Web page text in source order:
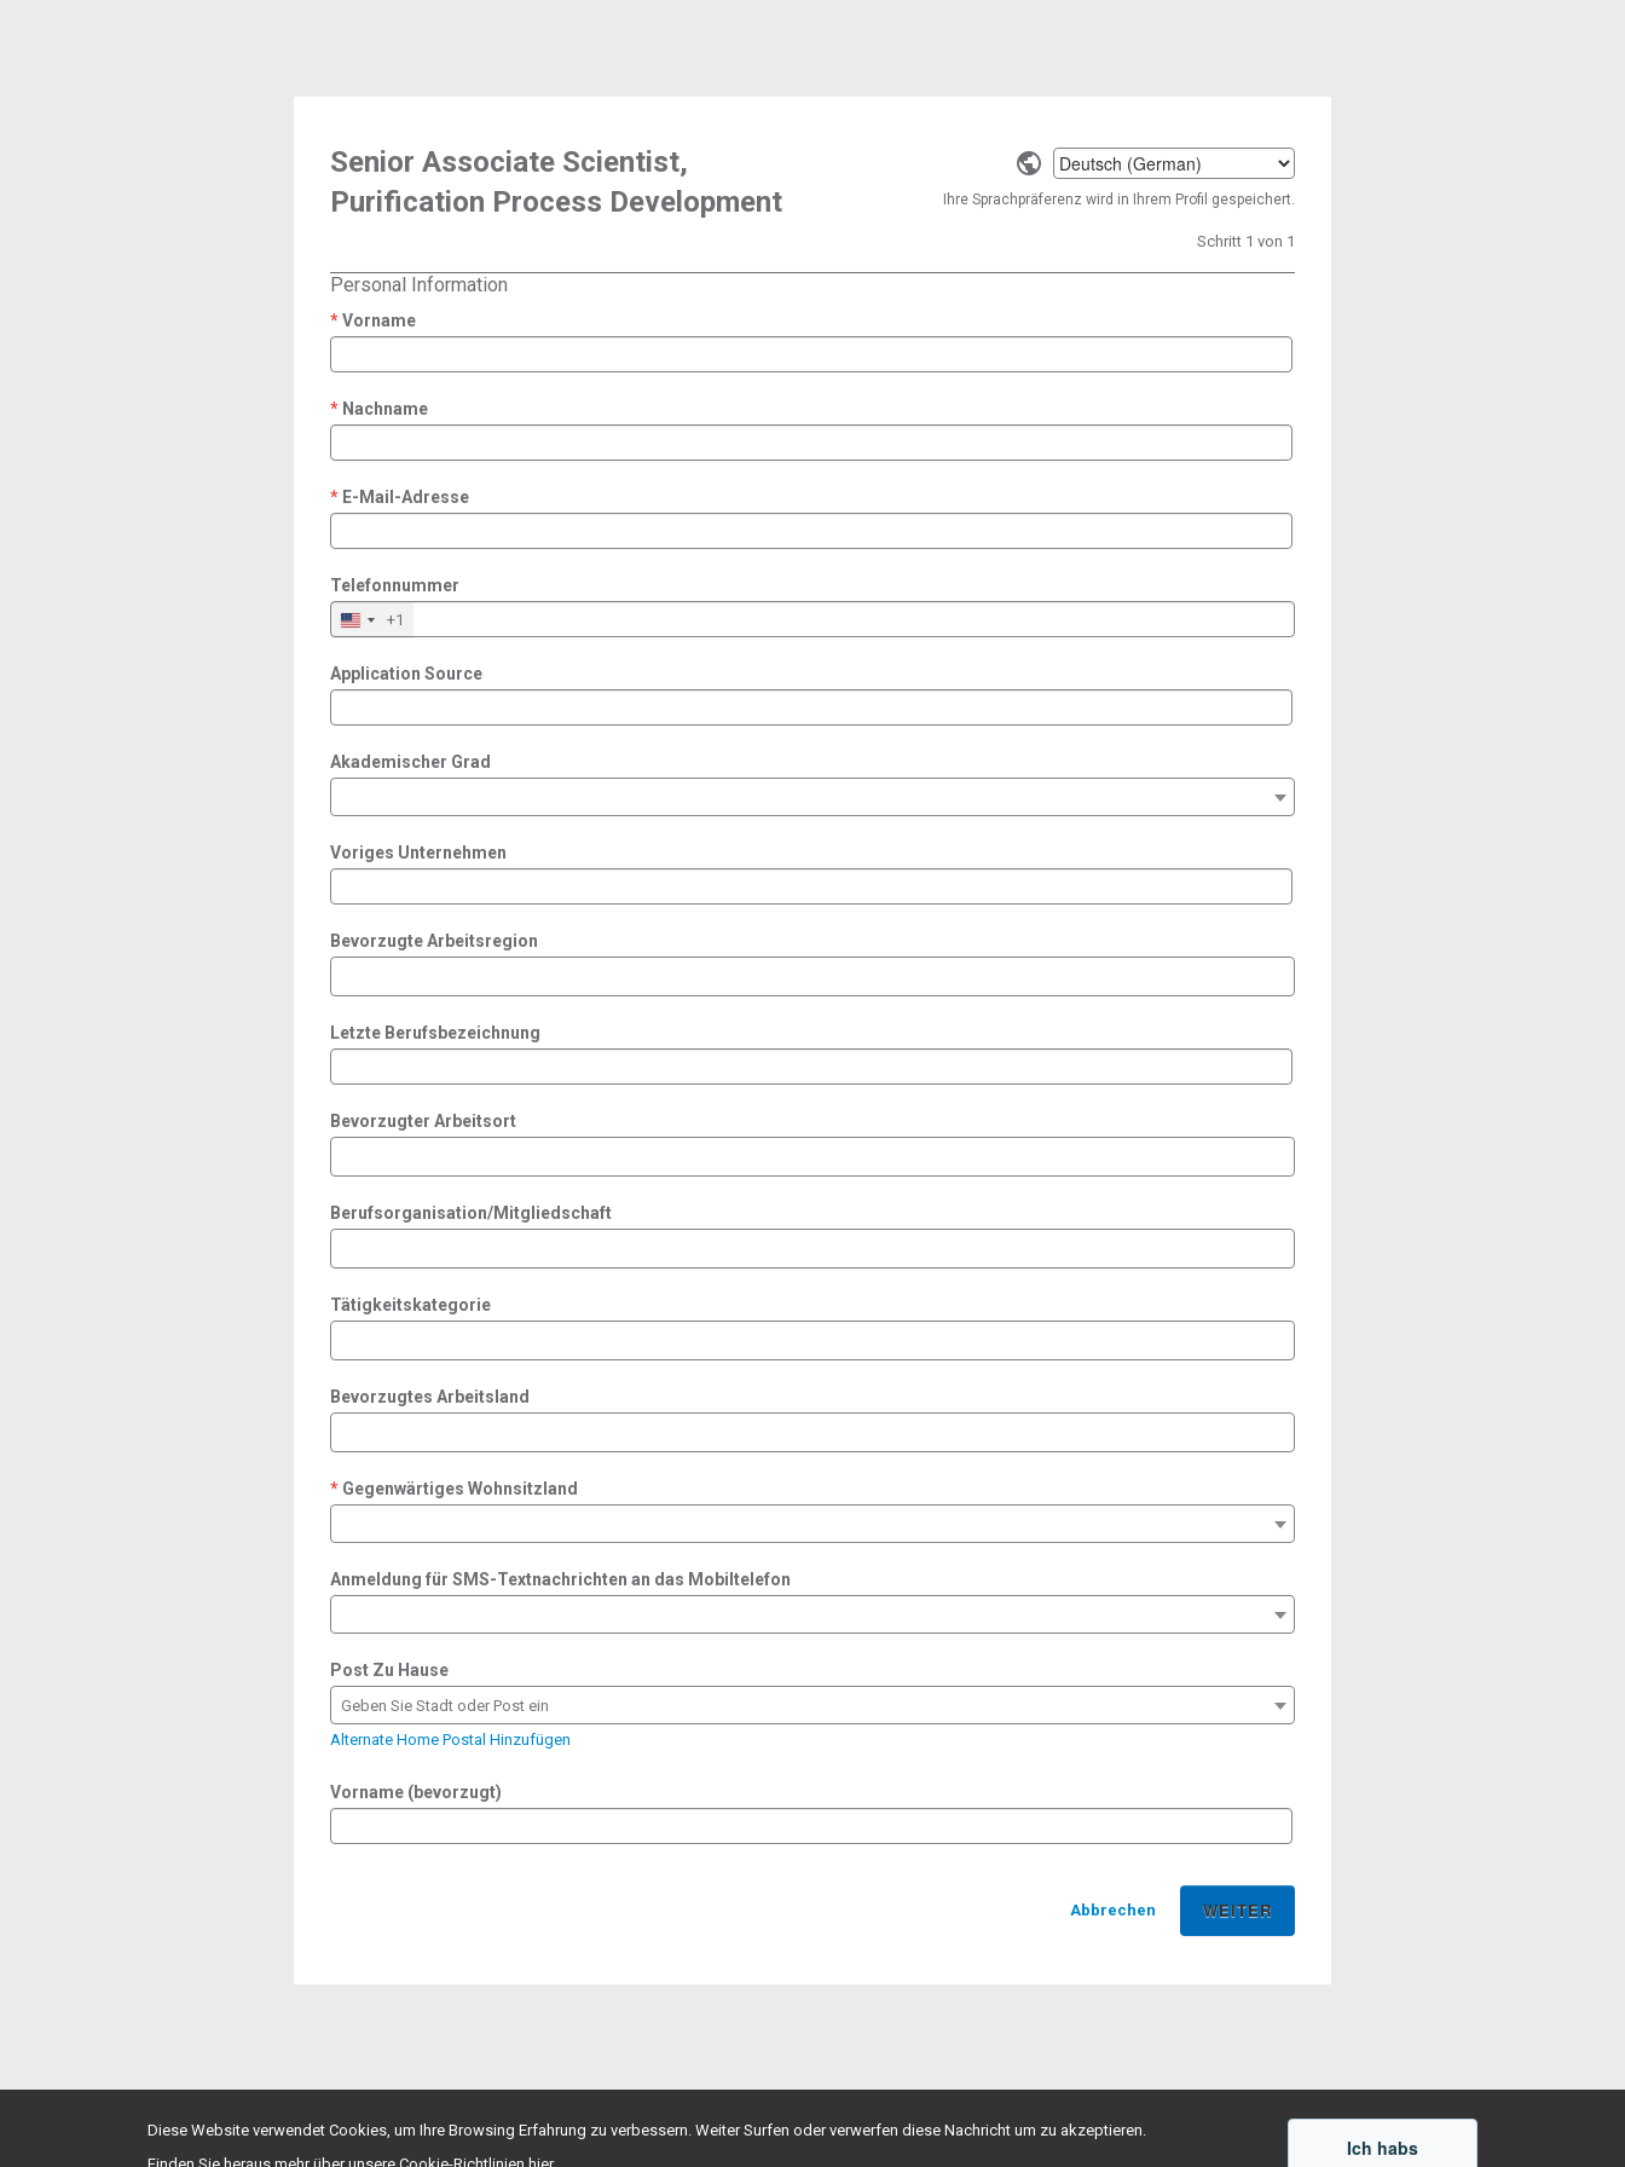
Select
a
language
Ihre Sprachpräferenz wird in Ihrem Profil gespeichert.
Senior Associate Scientist,
Purification Process Development
Schritt 1 von 1
Personal Information
Vorname
required
Nachname
required
E-Mail-Adresse
required
Telefonnummer
+1
Application Source
Akademischer Grad
Voriges Unternehmen
Bevorzugte Arbeitsregion
Letzte Berufsbezeichnung
Bevorzugter Arbeitsort
Berufsorganisation/Mitgliedschaft
Tätigkeitskategorie
Bevorzugtes Arbeitsland
Gegenwärtiges Wohnsitzland
required
Anmeldung für SMS-Textnachrichten an das Mobiltelefon
Post Zu Hause
Geben Sie Stadt oder Post ein
Alternate Home Postal Hinzufügen
Vorname (bevorzugt)
Abbrechen
Diese Website verwendet Cookies, um Ihre Browsing Erfahrung zu verbessern. Weiter Surfen oder verwerfen diese Nachricht um zu akzeptieren.
Ich habs